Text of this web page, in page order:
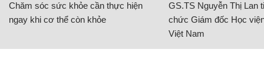
Chăm sóc sức khỏe cần thực hiện
ngay khi cơ thể còn khỏe
GS.TS Nguyễn Thị Lan
chức Giám đốc Học
Việt Nam